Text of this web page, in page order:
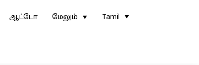
ஆட்டோ மேலும் Tamil